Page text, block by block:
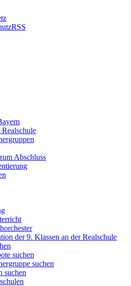
RSS
Abschluss
der 9. Klassen an der Realschule
suchen
suchen
suchen